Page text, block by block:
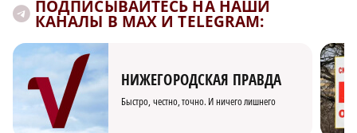
ПОДПИСЫВАЙТЕСЬ НА НАШИ
КАНАЛЫ В MAX И TELEGRAM:
НИЖЕГОРОДСКАЯ ПРАВДА
Быстро, честно, точно. И ничего лишнего